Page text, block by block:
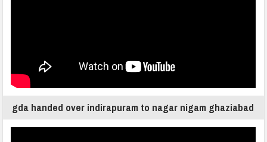
gda handed over indirapuram to nagar nigam ghaziabad